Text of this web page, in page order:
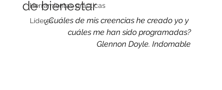
Herramientas prácticas
Líderes
de bienestar
¿Cuáles de mis creencias he creado yo y
cuáles me han sido programadas?
Glennon Doyle. Indomable